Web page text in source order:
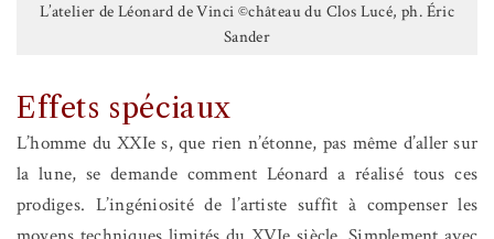
L’atelier de Léonard de Vinci ©château du Clos Lucé, ph. Éric
Sander
Effets spéciaux
L’homme du XXIe s, que rien n’étonne, pas même d’aller sur
la lune, se demande comment Léonard a réalisé tous ces
prodiges. L’ingéniosité de l’artiste suffit à compenser les